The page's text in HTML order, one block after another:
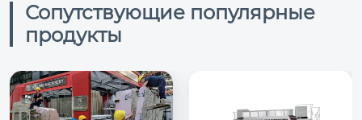
Сопутствующие популярные
продукты